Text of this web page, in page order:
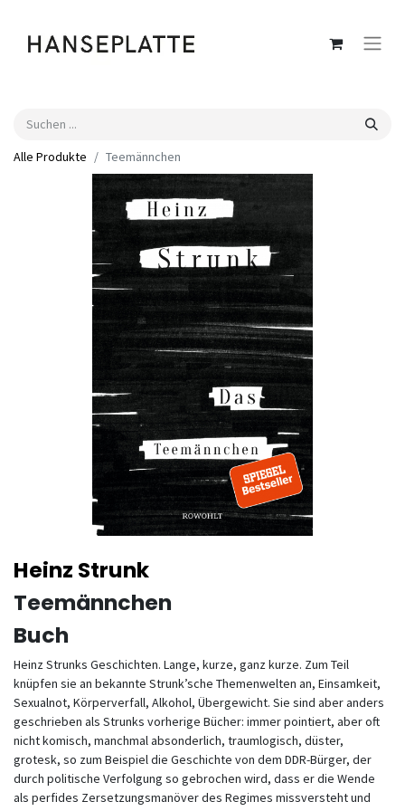
Alle Produkte Teemännchen
Heinz Strunk
Teemännchen
Buch
Heinz Strunks Geschichten. Lange, kurze, ganz kurze. Zum Teil
knüpfen sie an bekannte Strunk’sche Themenwelten an, Einsamkeit,
Sexualnot, Körperverfall, Alkohol, Übergewicht. Sie sind aber anders
geschrieben als Strunks vorherige Bücher: immer pointiert, aber oft
nicht komisch, manchmal absonderlich, traumlogisch, düster,
grotesk, so zum Beispiel die Geschichte von dem DDR-Bürger, der
durch politische Verfolgung so gebrochen wird, dass er die Wende
als perfides Zersetzungsmanöver des Regimes missversteht und